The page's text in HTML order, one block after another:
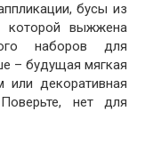
бусы из
которой выжжена
наборов для
– будущая мягкая
или декоративная
нет для